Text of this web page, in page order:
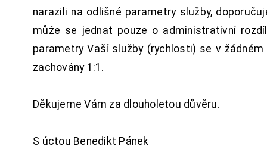
narazili na odlišné parametry služby,
může se jednat pouze o administrativní
parametry Vaší služby (rychlosti) se v
zachovány 1:1.
Děkujeme Vám za dlouholetou důvěru.
S úctou Benedikt Pánek